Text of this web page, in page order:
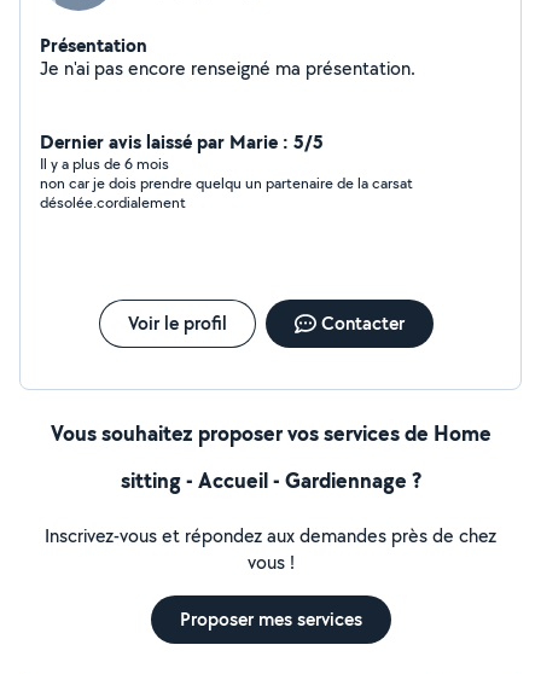
Présentation
Je n'ai pas encore renseigné ma présentation.
Dernier avis laissé par Marie : 5/5
Il y a plus de 6 mois
non car je dois prendre quelqu un partenaire de la carsat
désolée.cordialement
Voir le profil Contacter
Vous souhaitez proposer vos services de Home
sitting - Accueil - Gardiennage ?
Inscrivez-vous et répondez aux demandes près de chez
vous !
Proposer mes services